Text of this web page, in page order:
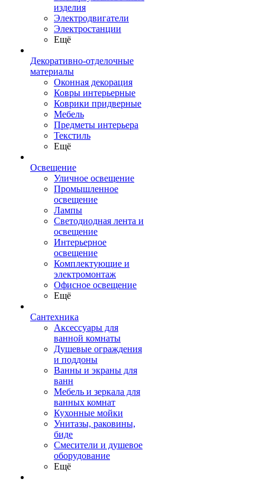
изделия
Электродвигатели
Электростанции
Ещё
Декоративно-отделочные
материалы
Оконная декорация
Ковры интерьерные
Коврики придверные
Мебель
Предметы интерьера
Текстиль
Ещё
Освещение
Уличное освещение
Промышленное
освещение
Лампы
Светодиодная лента и
освещение
Интерьерное
освещение
Комплектующие и
электромонтаж
Офисное освещение
Ещё
Сантехника
Аксессуары для
ванной комнаты
Душевые ограждения
и поддоны
Ванны и экраны для
ванн
Мебель и зеркала для
ванных комнат
Кухонные мойки
Унитазы, раковины,
биде
Смесители и душевое
оборудование
Ещё